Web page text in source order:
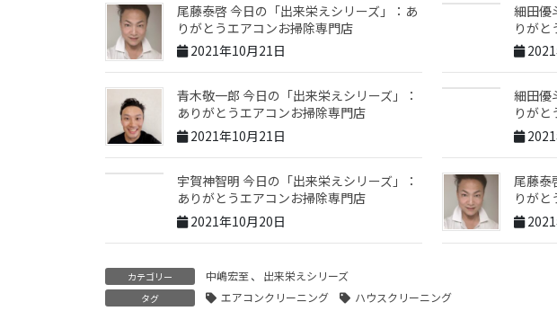
尾藤泰啓 今日の「出来栄えシリーズ」：あ
りがとうエアコンお掃除専門店
2021年10月21日
細田優
りが
2021
青木敬一郎 今日の「出来栄えシリーズ」：
ありがとうエアコンお掃除専門店
2021年10月21日
細田優
りが
2021
宇賀神智明 今日の「出来栄えシリーズ」：
ありがとうエアコンお掃除専門店
2021年10月20日
尾藤泰
りが
2021
カテゴリー 中嶋宏至、 出来栄えシリーズ
タグ エアコンクリーニング ハウスクリーニング